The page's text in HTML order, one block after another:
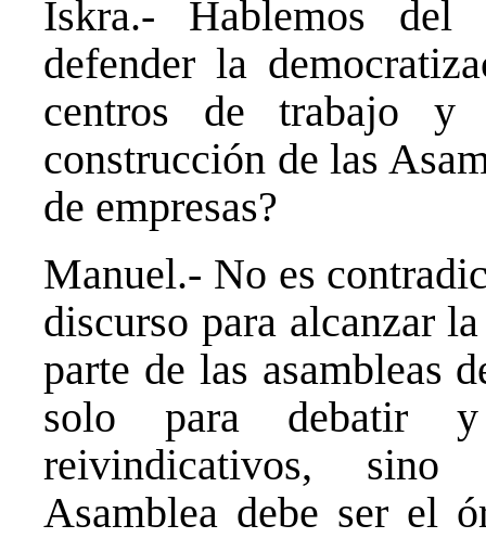
Iskra.- Hablemos
defender la
centros de trabajo
construcción de las
de empresas?
Manuel.- No es
discurso para alcanzar
parte de las asambleas
solo para debatir y
reivindicativos, sino
Asamblea debe ser el